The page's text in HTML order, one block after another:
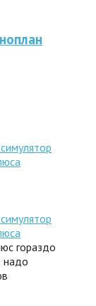
гораздо
надо